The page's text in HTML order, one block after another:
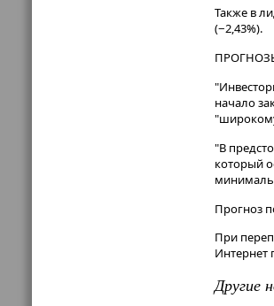
Также в
(−2,43%).
начало
"В
который
Прогноз
При
Интернет
Другие